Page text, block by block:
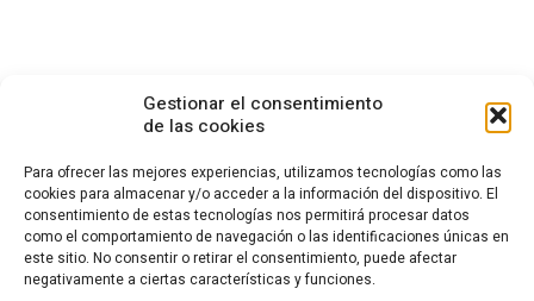
Gestionar el consentimiento
de las cookies
Para ofrecer las mejores experiencias, utilizamos tecnologías como las
cookies para almacenar y/o acceder a la información del dispositivo. El
consentimiento de estas tecnologías nos permitirá procesar datos
como el comportamiento de navegación o las identificaciones únicas en
este sitio. No consentir o retirar el consentimiento, puede afectar
negativamente a ciertas características y funciones.
CONTACTO
Calle Cea Bermúdez, 3
28003 - Madrid. España